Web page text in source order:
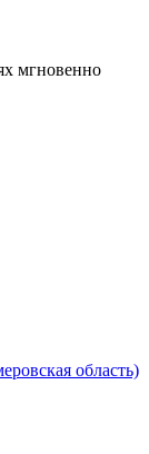
мгновенно
область)